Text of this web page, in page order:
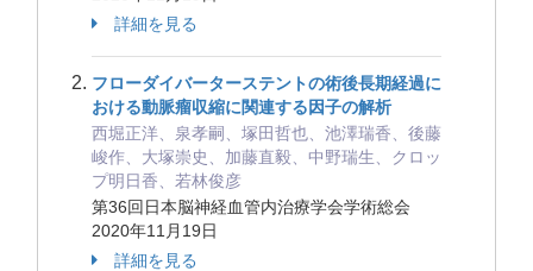
詳細を見る
フローダイバーターステントの術後長期経過に
おける動脈瘤収縮に関連する因子の解析
西堀正洋、泉孝嗣、塚田哲也、池澤瑞香、後藤
峻作、大塚崇史、加藤直毅、中野瑞生、クロッ
プ明日香、若林俊彦
第36回日本脳神経血管内治療学会学術総会
2020年11月19日
詳細を見る